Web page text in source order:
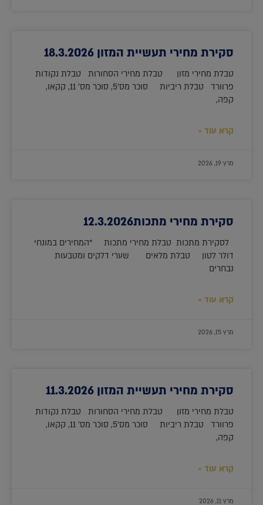
סקירת מחירי תעשיית המזון 18.3.2026
טבלת מחירי מזון טבלת מחירי הסחורות טבלת נקודות
פרוורד טבלת ריביות סוכר מס'5, סוכר מס' 11, קקאו,
קפה,
קרא עוד »
מרץ 19, 2026
סקירת מחירי מתכות12.3.2026
לסקירת מתכות טבלת מחירי מתכות *המחירים במונחי
דולר לטון טבלת מלאים שערי דלקים ומטבעות
נבחרים
קרא עוד »
מרץ 15, 2026
סקירת מחירי תעשיית המזון 11.3.2026
טבלת מחירי מזון טבלת מחירי הסחורות טבלת נקודות
פרוורד טבלת ריביות סוכר מס'5, סוכר מס' 11, קקאו,
קפה,
קרא עוד »
מרץ 11, 2026